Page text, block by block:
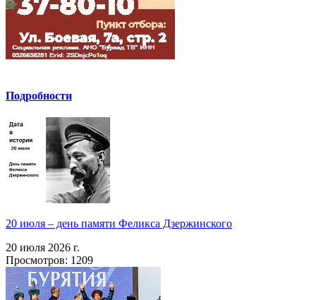
Подробности
20 июля – день памяти Феликса Дзержинского
20 июля 2026 г.
Просмотров: 1209